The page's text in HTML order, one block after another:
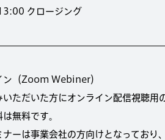
クロージング
ン（Zoom Webiner）
いただいた方にオンライン配信視聴用
無料です。
ーは事業会社の方向けとなっており